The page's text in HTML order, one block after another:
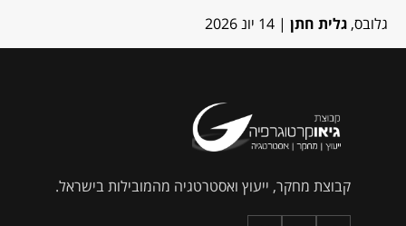
גלובס, גלית חתן | 14 יונ 2026
קבוצת מחקר, ייעוץ ואסטרטגיה מהמובילות בישראל.